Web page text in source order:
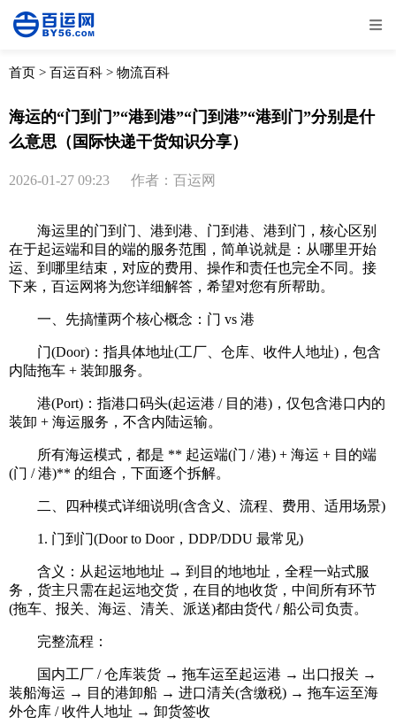
全部 物流资讯
取消
首页 > 百运百科 > 物流百科
海运的“门到门”“港到港”“门到港”“港到门”分别是什
么意思（国际快递干货知识分享）
2026-01-27 09:23 作者：百运网
海运里的门到门、港到港、门到港、港到门，核心区别
在于起运端和目的端的服务范围，简单说就是：从哪里开始
运、到哪里结束，对应的费用、操作和责任也完全不同。接
下来，百运网将为您详细解答，希望对您有所帮助。
一、先搞懂两个核心概念：门 vs 港
门(Door)：指具体地址(工厂、仓库、收件人地址)，包含
内陆拖车 + 装卸服务。
港(Port)：指港口码头(起运港 / 目的港)，仅包含港口内的
装卸 + 海运服务，不含内陆运输。
所有海运模式，都是 ** 起运端(门 / 港) + 海运 + 目的端
(门 / 港)** 的组合，下面逐个拆解。
二、四种模式详细说明(含含义、流程、费用、适用场景)
1. 门到门(Door to Door，DDP/DDU 最常见)
含义：从起运地地址 → 到目的地地址，全程一站式服
务，货主只需在起运地交货，在目的地收货，中间所有环节
(拖车、报关、海运、清关、派送)都由货代 / 船公司负责。
完整流程：
国内工厂 / 仓库装货 → 拖车运至起运港 → 出口报关 →
装船海运 → 目的港卸船 → 进口清关(含缴税) → 拖车运至海
外仓库 / 收件人地址 → 卸货签收